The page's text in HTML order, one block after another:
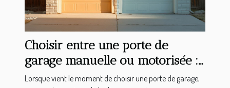
Choisir entre une porte de
garage manuelle ou motorisée :
avantages et considérations
Lorsque vient le moment de choisir une porte de garage,